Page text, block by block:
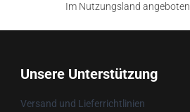
Im Nutzungsland angeboten
Unsere Unterstützung
Versand und Lieferrichtlinien